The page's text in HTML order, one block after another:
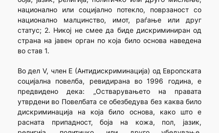
национално или социјално потекло, поврзаност со
национално малцинство, имот, раѓање или друг
статус; 2. Никој не смее да биде дискриминиран од
страна на јавен орган по која било основа наведена
во став 1.
Во дел V, член Е (Антидискриминација) од Европската
социјална повелба, ревидирана во 1996 година, е
предвидено дека: „Остварувањето на правата
утврдени во Повелбата се обезбедува без каква било
дискриминација на која било основа, како што е
расната припадност, боја на кожа, пол, јазик,